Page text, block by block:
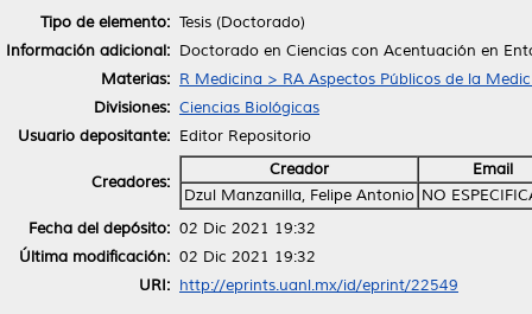
Tipo de elemento: Tesis (Doctorado)
Información adicional: Doctorado en Ciencias con Acentuación en
Materias: R Medicina > RA Aspectos Públicos de la
Divisiones: Ciencias Biológicas
Usuario depositante: Editor Repositorio
Creadores:
Creador
Email
Dzul Manzanilla, Felipe Antonio NO
Fecha del depósito: 02 Dic 2021 19:32
Última modificación: 02 Dic 2021 19:32
URI: http://eprints.uanl.mx/id/eprint/22549